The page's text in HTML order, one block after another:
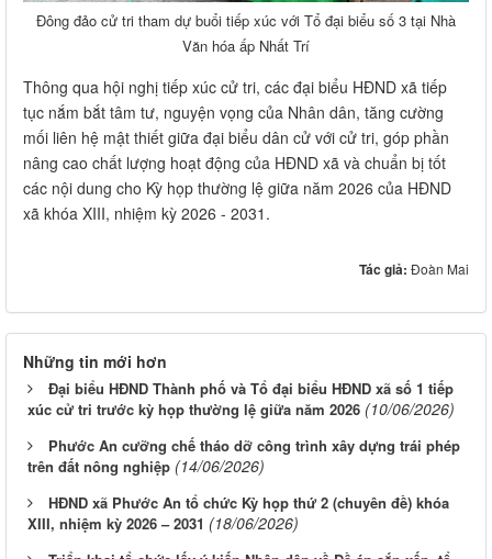
Đông đảo cử tri tham dự buổi tiếp xúc với Tổ đại biểu số 3 tại Nhà
Văn hóa ấp Nhất Trí
Thông qua hội nghị tiếp xúc cử tri, các đại biểu HĐND xã tiếp
tục nắm bắt tâm tư, nguyện vọng của Nhân dân, tăng cường
mối liên hệ mật thiết giữa đại biểu dân cử với cử tri, góp phần
nâng cao chất lượng hoạt động của HĐND xã và chuẩn bị tốt
các nội dung cho Kỳ họp thường lệ giữa năm 2026 của HĐND
xã khóa XIII, nhiệm kỳ 2026 - 2031.
Tác giả: Đoàn Mai
Những tin mới hơn
Đại biểu HĐND Thành phố và Tổ đại biểu HĐND xã số 1 tiếp
xúc cử tri trước kỳ họp thường lệ giữa năm 2026 (10/06/2026)
Phước An cưỡng chế tháo dỡ công trình xây dựng trái phép
trên đất nông nghiệp (14/06/2026)
HĐND xã Phước An tổ chức Kỳ họp thứ 2 (chuyên đề) khóa
XIII, nhiệm kỳ 2026 – 2031 (18/06/2026)